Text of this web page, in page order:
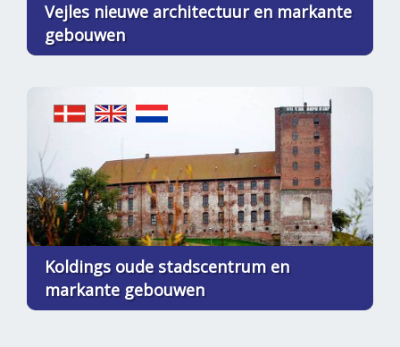
Vejles nieuwe architectuur en markante
gebouwen
Koldings oude stadscentrum en
markante gebouwen